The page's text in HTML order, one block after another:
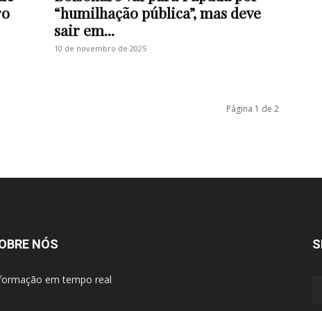
“humilhação pública”, mas deve
sair em...
10 de novembro de 2025
Página 1 de 2
NÓS
em tempo real